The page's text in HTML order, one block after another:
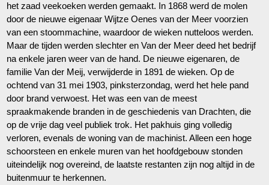
het zaad veekoeken werden gemaakt. In 1868 werd de molen
door de nieuwe eigenaar Wijtze Oenes van der Meer voorzien
van een stoommachine, waardoor de wieken nutteloos werden.
Maar de tijden werden slechter en Van der Meer deed het bedrijf
na enkele jaren weer van de hand. De nieuwe eigenaren, de
familie Van der Meij, verwijderde in 1891 de wieken. Op de
ochtend van 31 mei 1903, pinksterzondag, werd het hele pand
door brand verwoest. Het was een van de meest
spraakmakende branden in de geschiedenis van Drachten, die
op de vrije dag veel publiek trok. Het pakhuis ging volledig
verloren, evenals de woning van de machinist. Alleen een hoge
schoorsteen en enkele muren van het hoofdgebouw stonden
uiteindelijk nog overeind, de laatste restanten zijn nog altijd in de
buitenmuur te herkennen.